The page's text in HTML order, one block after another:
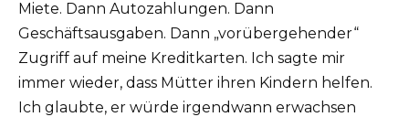
Miete. Dann Autozahlungen. Dann
Geschäftsausgaben. Dann „vorübergehender“
Zugriff auf meine Kreditkarten. Ich sagte mir
immer wieder, dass Mütter ihren Kindern helfen.
Ich glaubte, er würde irgendwann erwachsen